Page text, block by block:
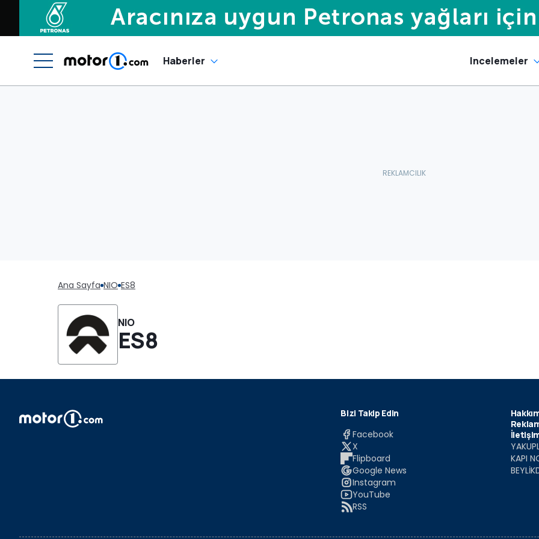
Haberler Incelemeler
Ana Sayfa NIO ES8
NIO
ES8
Bizi Takip Edin
Facebook
X
Flipboard
Google News
Instagram
YouTube
RSS
KAPI